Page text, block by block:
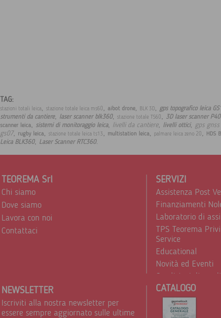
TAG:
stazioni totali leica, stazione totale leica ms60, aibot drone, BLK 3D, gps topografico leica
strumenti da cantiere, laser scanner blk360, stazione totale TS60, 3D laser scanner P40
scanner leica, sistemi di monitoraggio leica, livelli da cantiere, livelli ottici, gps gnss
gs07, rugby leica, stazione totale leica ts13, multistation leica, palmare leica zeno 20, HDS
Leica BLK360, Laser Scanner RTC360.
TEOREMA Srl
Chi siamo
Dove siamo
Lavora con noi
Contattaci
SERVIZI
Assistenza Post
Finanziamenti
Laboratorio di
TPS Teorema
Service
Educational
Novità ed Eventi
Condizioni di
Trattamento dei
NEWSLETTER
Iscriviti alla nostra newsletter per
essere sempre aggiornato sulle ultime
CATALOGO